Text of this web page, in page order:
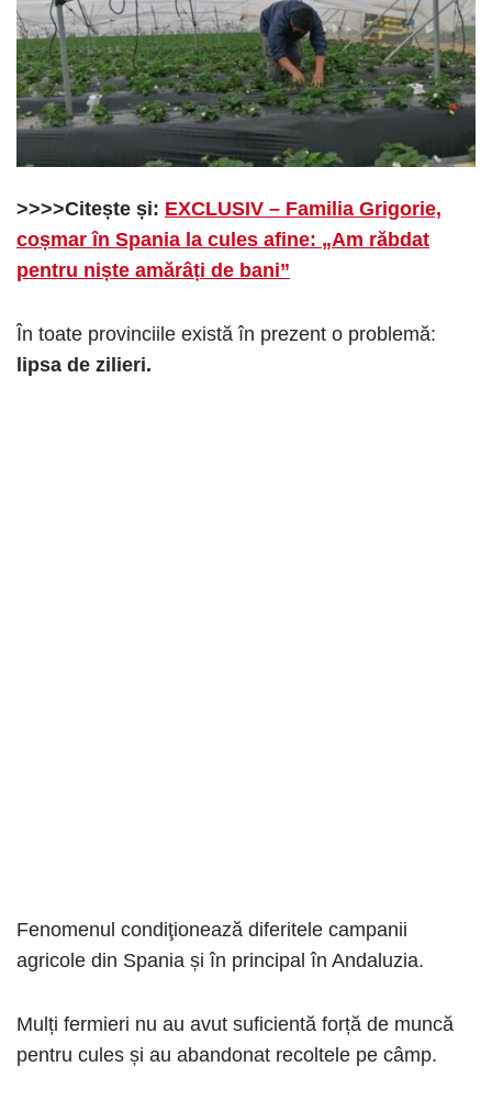
>>>>Citește și: EXCLUSIV – Familia Grigorie,
coșmar în Spania la cules afine: „Am răbdat
pentru niște amărâți de bani”
În toate provinciile există în prezent o problemă:
lipsa de zilieri.
Fenomenul condiţionează diferitele campanii
agricole din Spania și în principal în Andaluzia.
Mulți fermieri nu au avut suficientă forță de muncă
pentru cules și au abandonat recoltele pe câmp.